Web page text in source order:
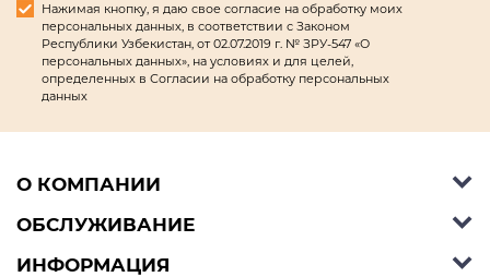
Нажимая кнопку, я даю свое согласие на обработку моих
персональных данных, в соответствии с Законом
Республики Узбекистан, от 02.07.2019 г. № ЗРУ-547 «О
персональных данных», на условиях и для целей,
определенных в Согласии на обработку персональных
данных
О КОМПАНИИ
Об Ashley Furniture HomeStore
Контакты
ОБСЛУЖИВАНИЕ
Справочный центр
ИНФОРМАЦИЯ